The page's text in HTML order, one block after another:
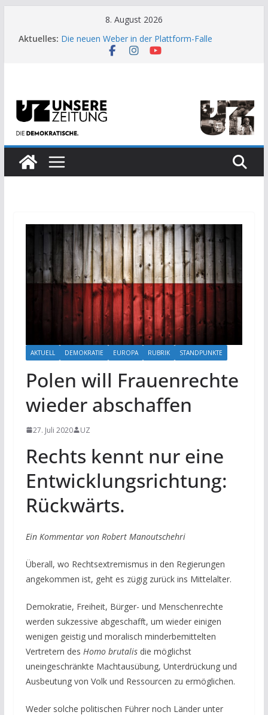
8. August 2026
Aktuelles: Die neuen Weber in der Plattform-Falle
Moment der Woche: Die Heuschrecke
US-Wahl: Arzt aus Detroit besiegt 70-Millionen-
Dollar-Lobby
AKTUELL DEMOKRATIE EUROPA RUBRIK STANDPUNKTE
Polen will Frauenrechte
wieder abschaffen
27. Juli 2020 UZ
Rechts kennt nur eine
Entwicklungsrichtung:
Rückwärts.
Ein Kommentar von Robert Manoutschehri
Überall, wo Rechtsextremismus in den Regierungen
angekommen ist, geht es zügig zurück ins Mittelalter.
Demokratie, Freiheit, Bürger- und Menschenrechte
werden sukzessive abgeschafft, um wieder einigen
wenigen geistig und moralisch minderbemittelten
Vertretern des Homo brutalisdie möglichst
uneingeschränkte Machtausübung, Unterdrückung und
Ausbeutung von Volk und Ressourcen zu ermöglichen.
Weder solche politischen Führer noch Länder unter